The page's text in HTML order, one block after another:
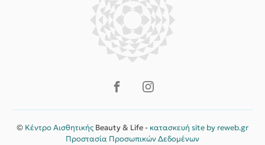
© Κέντρο Αισθητικής Beauty & Life - κατασκευή site by reweb.gr
Προστασία Προσωπικών Δεδομένων